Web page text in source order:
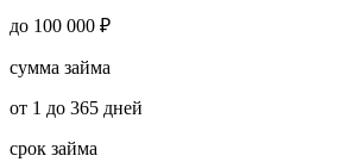
до 100 000 ₽
сумма займа
от 1 до 365 дней
срок займа